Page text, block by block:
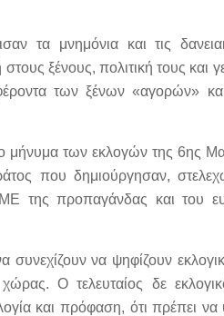
τα μνημόνια και τις
στους ξένους, πολιτική τους και
των ξένων «αγορών»
μήνυμα των εκλογών της 6ης
που δημιούργησαν,
της προπαγάνδας και του
να ψηφίζουν
Ο τελευταίος δε
και πρόφαση, ότι πρέπει να